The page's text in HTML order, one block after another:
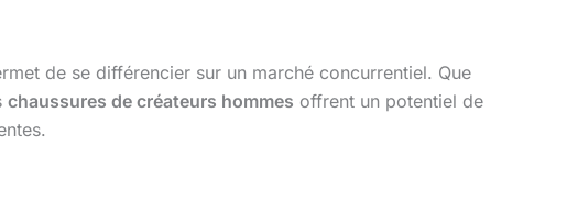
de se différencier sur un marché concurrentiel. Que
chaussures de créateurs hommes offrent un potentiel de